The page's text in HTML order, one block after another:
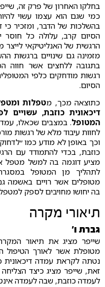
בחלקו האחרון של פרק זה,
כמי שגם הוא עצמו עשוי
בהשלכות של הדבר, ומזכיר כי
הסיום קרב, עלולה כל חוסר
הרגשית של האנליטיקאי לייצר
מזמינה גם שינויים ברגשות
בתגובה ללחצים אשר חווה
רגשות מודחקים כלפי
הסיום.
כתוצאה מכך, מטפלות
דיכאונית כוזבת, עשויים
המטופל. במצבים שכאלו,
לחוות עיבוד מלא של רגשות
וכך באופן לא מודע כמו
כוזבת, בכדי להתמודד עם
מציע דוגמה בה למשל מטפל
לתהליך מן המטופל
מטופלים אשר רויים באשמה
בה יחושו מחויבים לספק
תיאורי מקרה
גברת ו׳
שייפר מציג את תיאור
מטופלת אשר לאורך הטיפול
נטתה לקראת עמדה דיכאונית
זאת, שייפר מציג כיצד
לעמדה כוזבת, שבה לעמדה